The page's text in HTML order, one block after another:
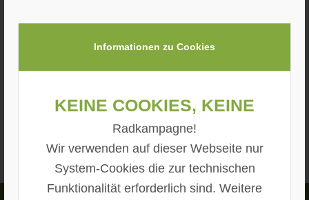
Informationen zu Cookies
Keine Cookies, keine
Radkampagne!
Wir verwenden auf dieser Webseite nur
System-Cookies die zur technischen
Funktionalität erforderlich sind. Weitere
20. NOVEMBER 2021
/ VONTHOMAS